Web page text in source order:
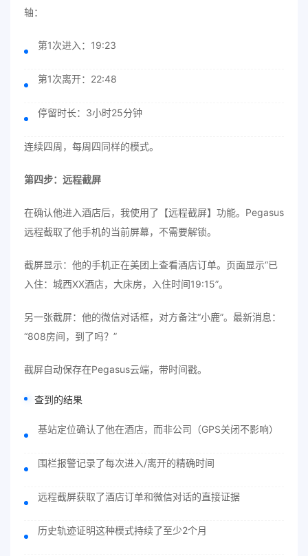
轴：
第1次进入：19:23
第1次离开：22:48
停留时长：3小时25分钟
连续四周，每周四同样的模式。
第四步：远程截屏
在确认他进入酒店后，我使用了【远程截屏】功能。Pegasus
远程截取了他手机的当前屏幕，不需要解锁。
截屏显示：他的手机正在美团上查看酒店订单。页面显示“已
入住：城西XX酒店，大床房，入住时间19:15”。
另一张截屏：他的微信对话框，对方备注“小鹿”。最新消息：
“808房间，到了吗？”
截屏自动保存在Pegasus云端，带时间戳。
查到的结果
基站定位确认了他在酒店，而非公司（GPS关闭不影响）
围栏报警记录了每次进入/离开的精确时间
远程截屏获取了酒店订单和微信对话的直接证据
历史轨迹证明这种模式持续了至少2个月